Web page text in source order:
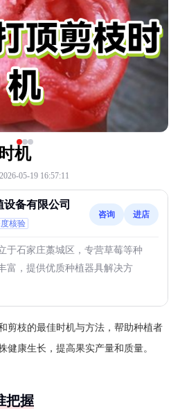
机
2026-05-19 16:57:11
备有限公司
核验
咨询 进店
于石家庄藁城区，专营草莓等种
富，提供优质种植器具解决方
剪枝的最佳时机与方法，帮助种植者
健康生长，提高果实产量和质量。
把握